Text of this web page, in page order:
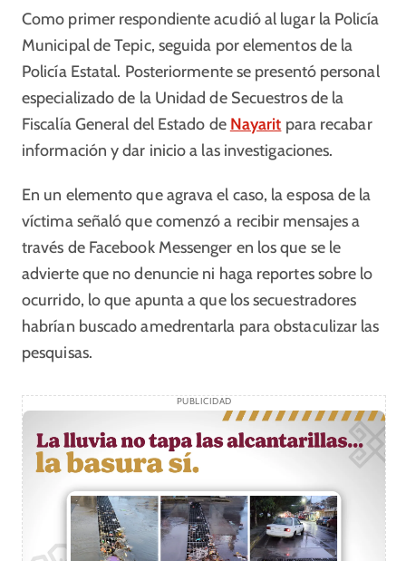
Como primer respondiente acudió al lugar la Policía
Municipal de Tepic, seguida por elementos de la
Policía Estatal. Posteriormente se presentó personal
especializado de la Unidad de Secuestros de la
Fiscalía General del Estado de Nayarit para recabar
información y dar inicio a las investigaciones.
En un elemento que agrava el caso, la esposa de la
víctima señaló que comenzó a recibir mensajes a
través de Facebook Messenger en los que se le
advierte que no denuncie ni haga reportes sobre lo
ocurrido, lo que apunta a que los secuestradores
habrían buscado amedrentarla para obstaculizar las
pesquisas.
PUBLICIDAD